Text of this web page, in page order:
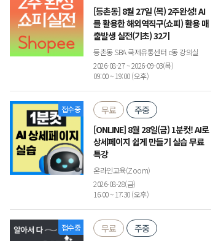
[등촌동] 8월 27일 (목) 2주완성! AI
를 활용한 해외역직구(쇼피) 활용 매
출발생 실전(기초) 32기
등촌동 SBA 국제유통센터 c동 강의실
2026-08-27 ~ 2026-09-03(목)
09:00 ~ 19:00 (오후)
접수중 무료
주중
[ONLINE] 8월 28일(금) 1분컷! AI로
상세페이지 쉽게 만들기 실습 무료
특강
온라인교육(Zoom)
2026-08-28(금)
16:00 ~ 17:30 (오후)
접수중 무료
주중